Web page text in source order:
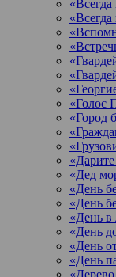
«Голос
«Город
«Дед
«День
«День
«День в
«День
«День
«День